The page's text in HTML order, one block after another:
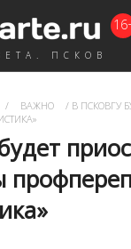
ПСКОВ
/ ВАЖНО / В ПСКОВГУ